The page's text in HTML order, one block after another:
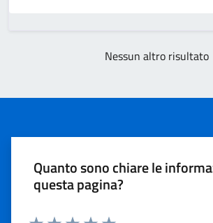
Nessun altro risultato
Quanto sono chiare le
questa pagina?